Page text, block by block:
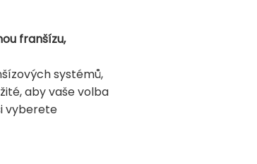
franšízu,
systémů,
aby vaše volba
vyberete